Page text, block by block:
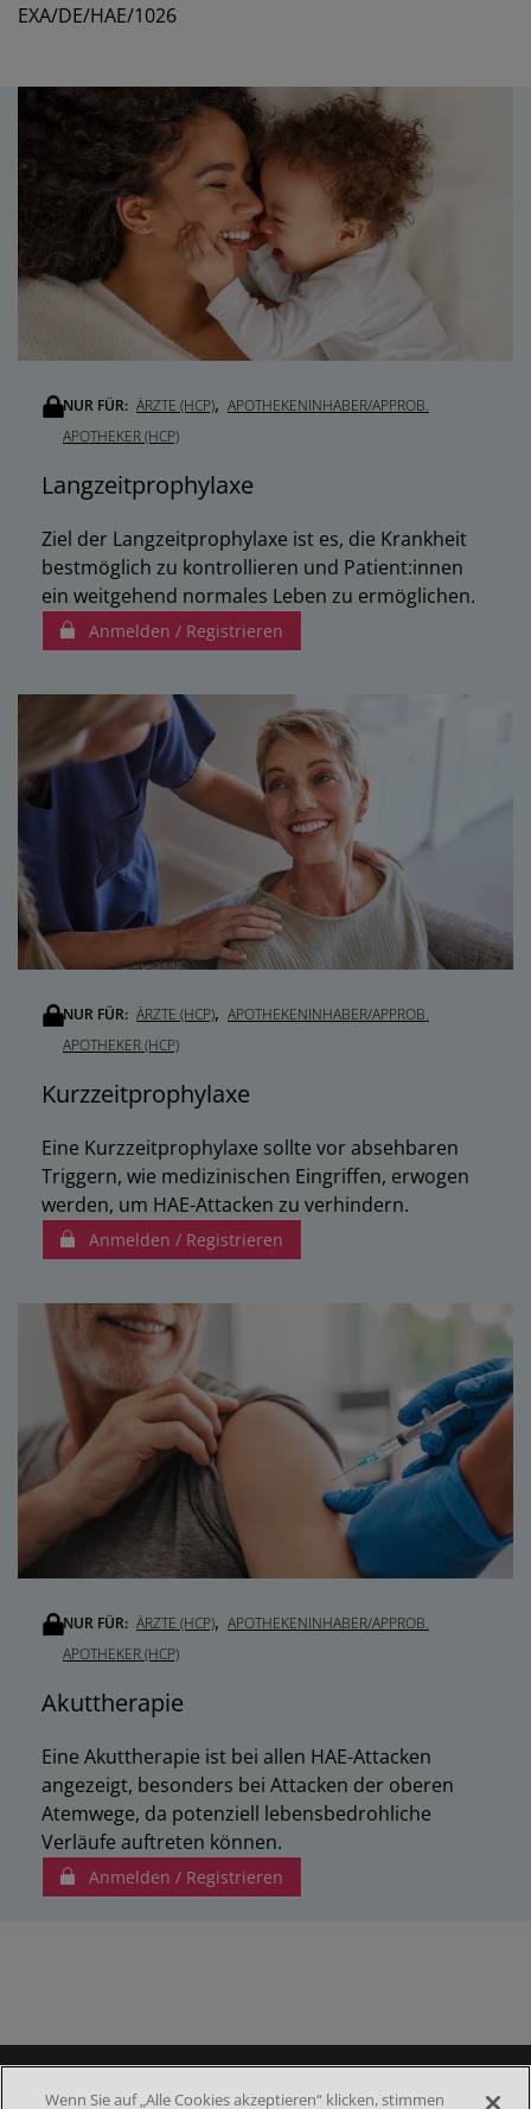
EXA/DE/HAE/1026
NUR FÜR: ÄRZTE (HCP), APOTHEKENINHABER/APPROB.
APOTHEKER (HCP)
Langzeitprophylaxe
Ziel der Langzeitprophylaxe ist es, die Krankheit
bestmöglich zu kontrollieren und Patient:innen
ein weitgehend normales Leben zu ermöglichen.
Anmelden / Registrieren
NUR FÜR: ÄRZTE (HCP), APOTHEKENINHABER/APPROB.
APOTHEKER (HCP)
Kurzzeitprophylaxe
Eine Kurzzeitprophylaxe sollte vor absehbaren
Triggern, wie medizinischen Eingriffen, erwogen
werden, um HAE-Attacken zu verhindern.
Anmelden / Registrieren
NUR FÜR: ÄRZTE (HCP), APOTHEKENINHABER/APPROB.
APOTHEKER (HCP)
Akuttherapie
Eine Akuttherapie ist bei allen HAE-Attacken
angezeigt, besonders bei Attacken der oberen
Atemwege, da potenziell lebensbedrohliche
Verläufe auftreten können.
Anmelden / Registrieren
Wenn Sie auf „Alle Cookies akzeptieren“ klicken, stimmen